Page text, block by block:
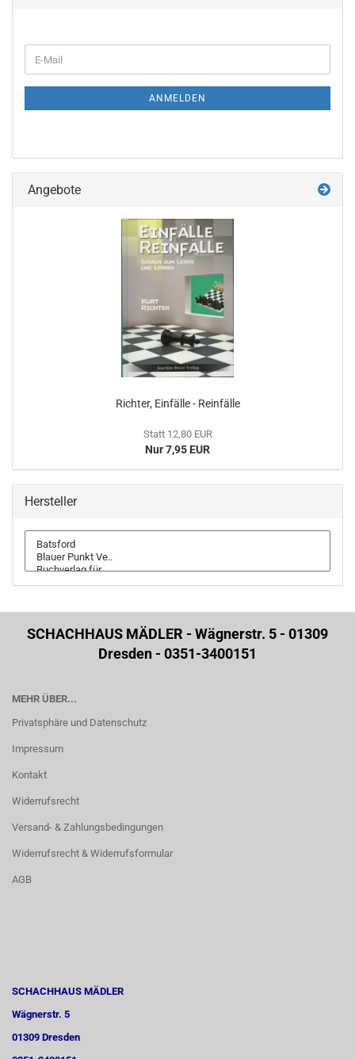
ZUR
E-
Mail
ANMELDEN
Angebote
Richter, Einfälle - Reinfälle
Statt 12,80 EUR
Nur 7,95 EUR
Hersteller
SCHACHHAUS MÄDLER - Wägnerstr. 5 - 01309
Dresden - 0351-3400151
MEHR ÜBER...
Privatsphäre und Datenschutz
Impressum
Kontakt
Widerrufsrecht
Versand- & Zahlungsbedingungen
Widerrufsrecht & Widerrufsformular
AGB
SCHACHHAUS MÄDLER
Wägnerstr. 5
01309 Dresden